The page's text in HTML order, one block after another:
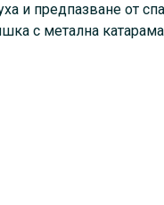
и предпазване от
с метална